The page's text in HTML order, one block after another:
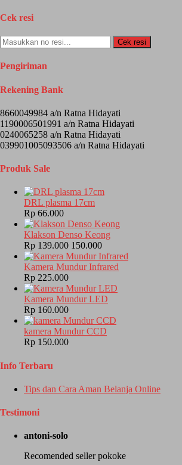
Cek resi
Cek resi
Pengiriman
Rekening Bank
8660049984 a/n Ratna Hidayati
1190006501991 a/n Ratna Hidayati
0240065258 a/n Ratna Hidayati
039901005093506 a/n Ratna Hidayati
Produk Sale
DRL plasma 17cm
Rp 66.000
Klakson Denso Keong
Rp 139.000 150.000
Kamera Mundur Infrared
Rp 225.000
Kamera Mundur LED
Rp 160.000
kamera Mundur CCD
Rp 150.000
Info Terbaru
Tips dan Cara Aman Belanja Online
Testimoni
antoni-solo
Recomended seller pokoke